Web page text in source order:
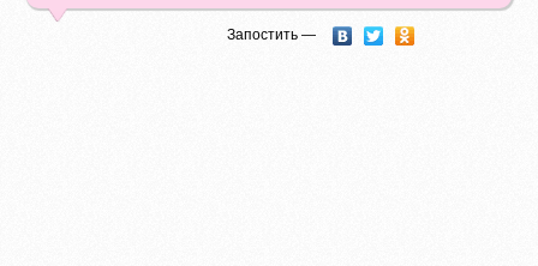
Запостить —